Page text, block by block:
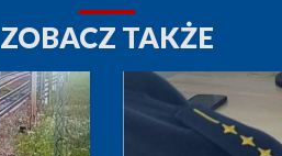
ZOBACZ TAKŻE